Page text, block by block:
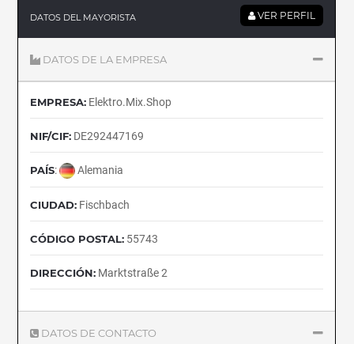
DATOS DEL MAYORISTA VER PERFIL
DATOS DE LA EMPRESA
EMPRESA: Elektro.Mix.Shop
NIF/CIF: DE292447169
PAÍS: Alemania
CIUDAD: Fischbach
CÓDIGO POSTAL: 55743
DIRECCIÓN: Marktstraße 2
DATOS DE CONTACTO